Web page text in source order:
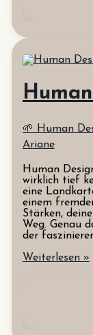
🌱 Human
Ariane
Human
wirklich tief
eine
einem
Stärken,
Weg. Genau
der
Human
Weiterlesen »